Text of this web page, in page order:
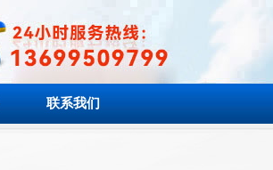
联系我们